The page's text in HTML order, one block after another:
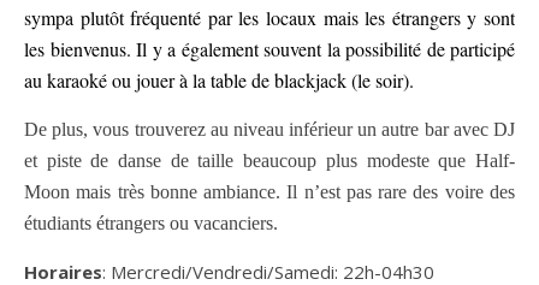
sympa plutôt fréquenté par les locaux mais les étrangers y sont
les bienvenus. Il y a également souvent la possibilité de participé
au karaoké ou jouer à la table de blackjack (le soir).
De plus, vous trouverez au niveau inférieur un autre bar avec DJ
et piste de danse de taille beaucoup plus modeste que Half-
Moon mais très bonne ambiance. Il n’est pas rare des voire des
étudiants étrangers ou vacanciers.
Horaires: Mercredi/Vendredi/Samedi: 22h-04h30